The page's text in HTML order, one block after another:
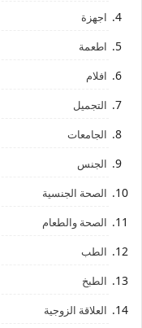
اجهزة
اطعمة
افلام
التجميل
الجامعات
الجنس
الصحة الجنسية
الصحة والطعام
الطب
الطبخ
العلاقة الزوجية